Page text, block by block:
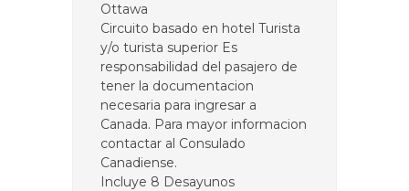
Ottawa
Circuito basado en hotel Turista
y/o turista superior Es
responsabilidad del pasajero de
tener la documentacion
necesaria para ingresar a
Canada. Para mayor informacion
contactar al Consulado
Canadiense.
Incluye 8 Desayunos